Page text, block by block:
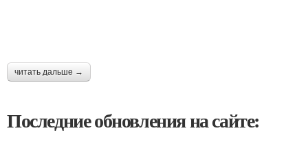
читать дальше →
Последние обновления на сайте: